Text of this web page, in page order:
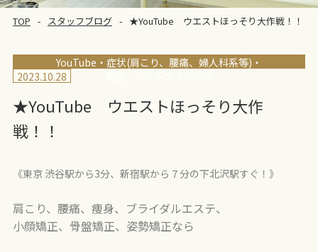
TOP スタッフブログ ★YouTube ウエストほっそり大作戦！！
YouTube
症状(肩こり、腰痛、婦人科系等)
2023.10.28
★YouTube ウエストほっそり大作
戦！！
《東京 渋谷駅から3分、新宿駅から７分の下北沢駅すぐ！》
肩こり、腰痛、痩身、ブライダルエステ、
小顔矯正、骨盤矯正、姿勢矯正なら